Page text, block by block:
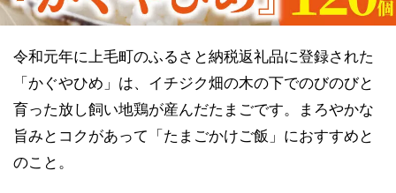
令和元年に上毛町のふるさと納税返礼品に登録された
「かぐやひめ」は、イチジク畑の木の下でのびのびと
育った放し飼い地鶏が産んだたまごです。まろやかな
旨みとコクがあって「たまごかけご飯」におすすめと
のこと。